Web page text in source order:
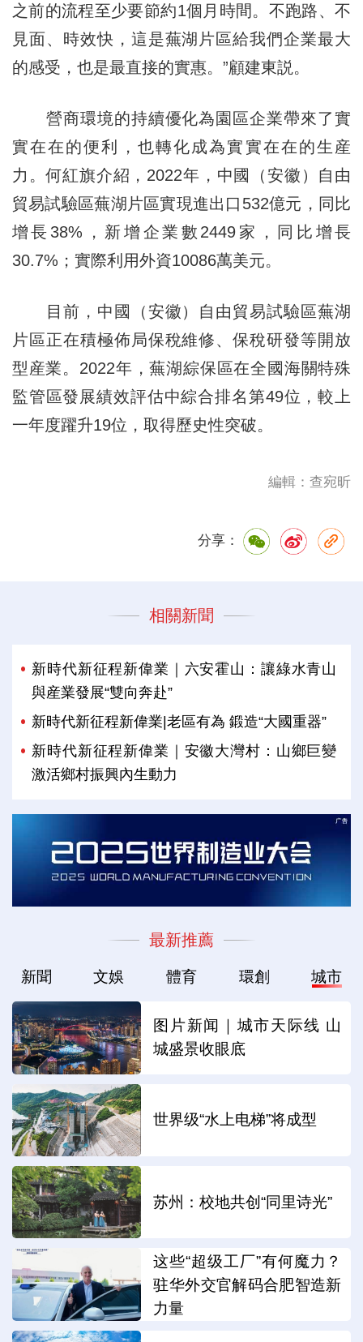
之前的流程至少要節約1個月時間。不跑路、不
見面、時效快，這是蕪湖片區給我們企業最大
的感受，也是最直接的實惠。”顧建東説。
營商環境的持續優化為園區企業帶來了實
實在在的便利，也轉化成為實實在在的生産
力。何紅旗介紹，2022年，中國（安徽）自由
貿易試驗區蕪湖片區實現進出口532億元，同比
增長38%，新增企業數2449家，同比增長
30.7%；實際利用外資10086萬美元。
目前，中國（安徽）自由貿易試驗區蕪湖
片區正在積極佈局保稅維修、保稅研發等開放
型産業。2022年，蕪湖綜保區在全國海關特殊
監管區發展績效評估中綜合排名第49位，較上
一年度躍升19位，取得歷史性突破。
編輯：查宛昕
分享：
相關新聞
新時代新征程新偉業｜六安霍山：讓綠水青山
與産業發展“雙向奔赴”
新時代新征程新偉業|老區有為 鍛造“大國重器”
新時代新征程新偉業｜安徽大灣村：山鄉巨變
激活鄉村振興內生動力
最新推薦
新聞 文娛 體育 環創 城市
图片新闻｜城市天际线 山
城盛景收眼底
世界级“水上电梯”将成型
苏州：校地共创“同里诗光”
这些“超级工厂”有何魔力？
驻华外交官解码合肥智造新
力量